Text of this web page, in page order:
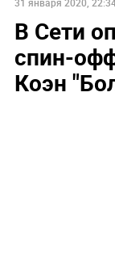
В Сети
спин-
Коэн